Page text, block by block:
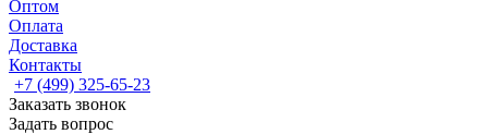
Оптом
Оплата
Доставка
Контакты
+7 (499) 325-65-23
Заказать звонок
Задать вопрос